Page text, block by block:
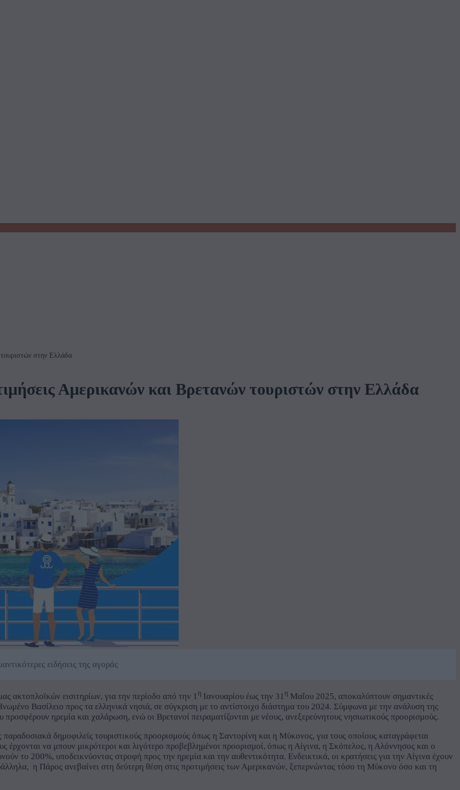
στην Ελλάδα
Αμερικανών και Βρετανών τουριστών στην Ελλάδα
ειδήσεις της αγοράς
ακτοπλοϊκών εισιτηρίων, για την περίοδο από την 1 η Ιανουαρίου έως την 31 η Μαΐου 2025, αποκαλύπτουν σημαντικές
Βασίλειο προς τα ελληνικά νησιά, σε σύγκριση με το αντίστοιχο διάστημα του 2024. Σύμφωνα με την ανάλυση της
ηρεμία και χαλάρωση, ενώ οι Βρετανοί πειραματίζονται με νέους, ανεξερεύνητους νησιωτικούς προορισμούς.
παραδοσιακά δημοφιλείς τουριστικούς προορισμούς όπως η Σαντορίνη και η Μύκονος, για τους οποίους καταγράφεται
να μπουν μικρότεροι και λιγότερο προβεβλημένοι προορισμοί, όπως η Αίγινα, η Σκόπελος, η Αλόννησος και ο
το 200%, υποδεικνύοντας στροφή προς την ηρεμία και την αυθεντικότητα. Ενδεικτικά, οι κρατήσεις για την Αίγινα έχουν
η Πάρος ανεβαίνει στη δεύτερη θέση στις προτιμήσεις των Αμερικανών, ξεπερνώντας τόσο τη Μύκονο όσο και τη